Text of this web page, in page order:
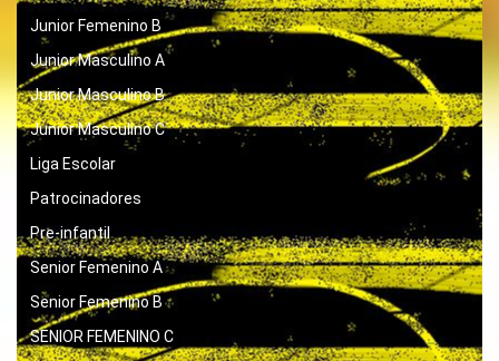
Junior Femenino B
Junior Masculino A
Junior Masculino B
Junior Masculino C
Liga Escolar
Patrocinadores
Pre-infantil
Senior Femenino A
Senior Femenino B
SENIOR FEMENINO C